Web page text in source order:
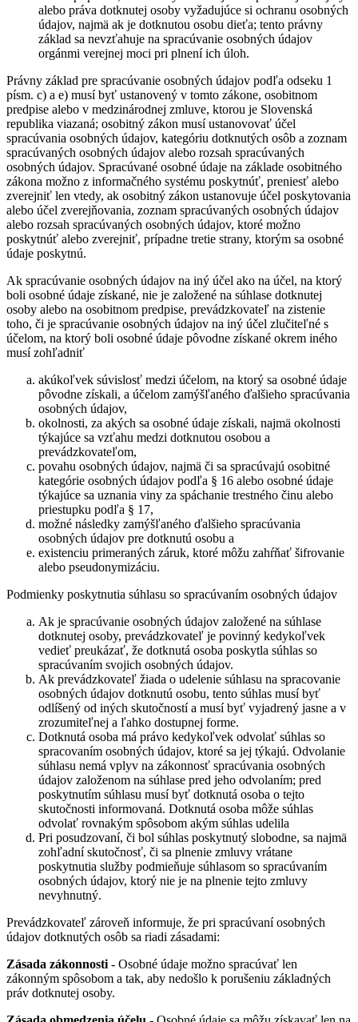
alebo práva dotknutej osoby vyžadujúce si ochranu osobných
údajov, najmä ak je dotknutou osobu dieťa; tento právny
základ sa nevzťahuje na spracúvanie osobných údajov
orgánmi verejnej moci pri plnení ich úloh.
Právny základ pre spracúvanie osobných údajov podľa odseku 1
písm. c) a e) musí byť ustanovený v tomto zákone, osobitnom
predpise alebo v medzinárodnej zmluve, ktorou je Slovenská
republika viazaná; osobitný zákon musí ustanovovať účel
spracúvania osobných údajov, kategóriu dotknutých osôb a zoznam
spracúvaných osobných údajov alebo rozsah spracúvaných
osobných údajov. Spracúvané osobné údaje na základe osobitného
zákona možno z informačného systému poskytnúť, preniesť alebo
zverejniť len vtedy, ak osobitný zákon ustanovuje účel poskytovania
alebo účel zverejňovania, zoznam spracúvaných osobných údajov
alebo rozsah spracúvaných osobných údajov, ktoré možno
poskytnúť alebo zverejniť, prípadne tretie strany, ktorým sa osobné
údaje poskytnú.
Ak spracúvanie osobných údajov na iný účel ako na účel, na ktorý
boli osobné údaje získané, nie je založené na súhlase dotknutej
osoby alebo na osobitnom predpise, prevádzkovateľ na zistenie
toho, či je spracúvanie osobných údajov na iný účel zlučiteľné s
účelom, na ktorý boli osobné údaje pôvodne získané okrem iného
musí zohľadniť
akúkoľvek súvislosť medzi účelom, na ktorý sa osobné údaje
pôvodne získali, a účelom zamýšľaného ďalšieho spracúvania
osobných údajov,
okolnosti, za akých sa osobné údaje získali, najmä okolnosti
týkajúce sa vzťahu medzi dotknutou osobou a
prevádzkovateľom,
povahu osobných údajov, najmä či sa spracúvajú osobitné
kategórie osobných údajov podľa § 16 alebo osobné údaje
týkajúce sa uznania viny za spáchanie trestného činu alebo
priestupku podľa § 17,
možné následky zamýšľaného ďalšieho spracúvania
osobných údajov pre dotknutú osobu a
existenciu primeraných záruk, ktoré môžu zahŕňať šifrovanie
alebo pseudonymizáciu.
Podmienky poskytnutia súhlasu so spracúvaním osobných údajov
Ak je spracúvanie osobných údajov založené na súhlase
dotknutej osoby, prevádzkovateľ je povinný kedykoľvek
vedieť preukázať, že dotknutá osoba poskytla súhlas so
spracúvaním svojich osobných údajov.
Ak prevádzkovateľ žiada o udelenie súhlasu na spracovanie
osobných údajov dotknutú osobu, tento súhlas musí byť
odlíšený od iných skutočností a musí byť vyjadrený jasne a v
zrozumiteľnej a ľahko dostupnej forme.
Dotknutá osoba má právo kedykoľvek odvolať súhlas so
spracovaním osobných údajov, ktoré sa jej týkajú. Odvolanie
súhlasu nemá vplyv na zákonnosť spracúvania osobných
údajov založenom na súhlase pred jeho odvolaním; pred
poskytnutím súhlasu musí byť dotknutá osoba o tejto
skutočnosti informovaná. Dotknutá osoba môže súhlas
odvolať rovnakým spôsobom akým súhlas udelila
Pri posudzovaní, či bol súhlas poskytnutý slobodne, sa najmä
zohľadní skutočnosť, či sa plnenie zmluvy vrátane
poskytnutia služby podmieňuje súhlasom so spracúvaním
osobných údajov, ktorý nie je na plnenie tejto zmluvy
nevyhnutný.
Prevádzkovateľ zároveň informuje, že pri spracúvaní osobných
údajov dotknutých osôb sa riadi zásadami:
Zásada zákonnosti - Osobné údaje možno spracúvať len
zákonným spôsobom a tak, aby nedošlo k porušeniu základných
práv dotknutej osoby.